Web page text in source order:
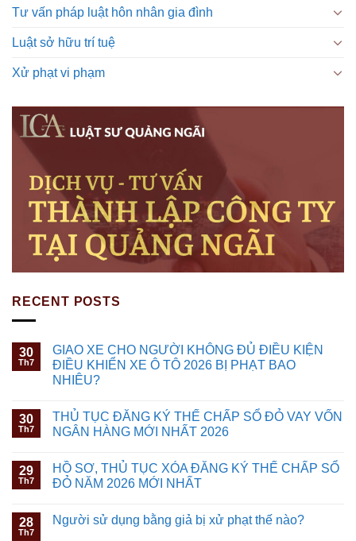
Tư vấn pháp luật hôn nhân gia đình
Luật sở hữu trí tuệ
Xử phạt vi phạm
RECENT POSTS
30
Th7
GIAO XE CHO NGƯỜI KHÔNG ĐỦ ĐIỀU KIỆN
ĐIỀU KHIỂN XE Ô TÔ 2026 BỊ PHẠT BAO
NHIÊU?
30
Th7
THỦ TỤC ĐĂNG KÝ THẾ CHẤP SỔ ĐỎ VAY VỐN
NGÂN HÀNG MỚI NHẤT 2026
29
Th7
HỒ SƠ, THỦ TỤC XÓA ĐĂNG KÝ THẾ CHẤP SỔ
ĐỎ NĂM 2026 MỚI NHẤT
28
Th7
Người sử dụng bằng giả bị xử phạt thế nào?